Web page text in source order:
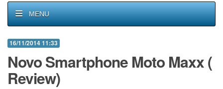
MENU
16/11/2014 11:33
Novo Smartphone Moto Maxx (
Review)